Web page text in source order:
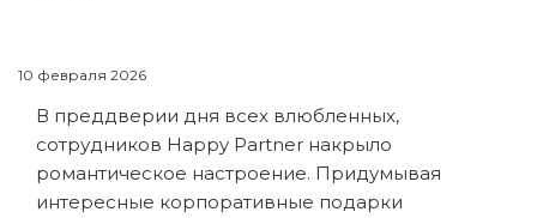
10 февраля 2026
В преддверии дня всех влюбленных,
сотрудников Happy Partner накрыло
романтическое настроение. Придумывая
интересные корпоративные подарки